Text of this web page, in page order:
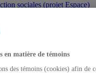
sociales (projet Espace)
la transition énergétique?
intermédiaires: de
: entre reconfiguration
en matière de témoins
des témoins (cookies) afin de